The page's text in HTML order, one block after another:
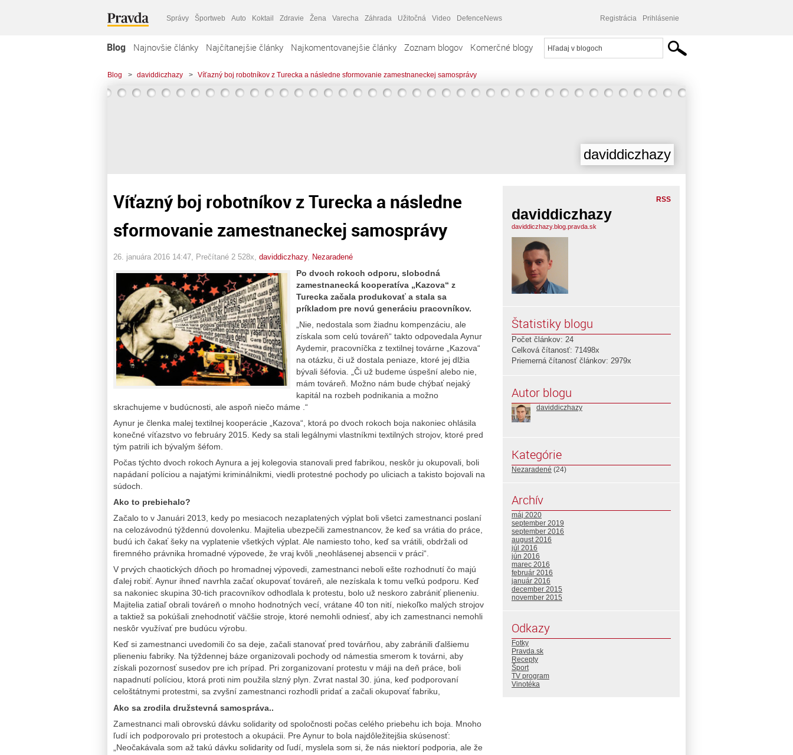
Správy Športweb Auto Koktail Zdravie Žena Varecha Záhrada Užitočná Video DefenceNews Registrácia Prihlásenie
Blog Najnovšie články Najčítanejšie články Najkomentovanejšie články Zoznam blogov Komerčné blogy
Blog > daviddiczhazy > Víťazný boj robotníkov z Turecka a následne sformovanie zamestnaneckej samosprávy
daviddiczhazy
Víťazný boj robotníkov z Turecka a následne
sformovanie zamestnaneckej samosprávy
26. januára 2016 14:47 , Prečítané 2 528x, daviddiczhazy, Nezaradené
Po dvoch rokoch odporu, slobodná
zamestnanecká kooperatíva „Kazova“ z
Turecka začala produkovať a stala sa
príkladom pre novú generáciu pracovníkov.
„Nie, nedostala som žiadnu kompenzáciu, ale
získala som celú továreň“ takto odpovedala Aynur
Aydemir, pracovníčka z textilnej továrne „Kazova“
na otázku, či už dostala peniaze, ktoré jej dlžia
bývali šéfovia. „Či už budeme úspešní alebo nie,
mám továreň. Možno nám bude chýbať nejaký
kapitál na rozbeh podnikania a možno
skrachujeme v budúcnosti, ale aspoň niečo máme .“
Aynur je členka malej textilnej kooperácie „Kazova“, ktorá po dvoch rokoch boja nakoniec ohlásila
konečné víťazstvo vo februáry 2015. Kedy sa stali legálnymi vlastníkmi textilných strojov, ktoré pred
tým patrili ich bývalým šéfom.
Počas týchto dvoch rokoch Aynura a jej kolegovia stanovali pred fabrikou, neskôr ju okupovali, boli
napádaní políciou a najatými kriminálnikmi, viedli protestné pochody po uliciach a takisto bojovali na
súdoch.
Ako to prebiehalo?
Začalo to v Januári 2013, kedy po mesiacoch nezaplatených výplat boli všetci zamestnanci poslaní
na celozávodnú týždennú dovolenku. Majitelia ubezpečili zamestnancov, že keď sa vrátia do práce,
budú ich čakať šeky na vyplatenie všetkých výplat. Ale namiesto toho, keď sa vrátili, obdržali od
firemného právnika hromadné výpovede, že vraj kvôli „neohlásenej absencii v práci“.
V prvých chaotických dňoch po hromadnej výpovedi, zamestnanci neboli ešte rozhodnutí čo majú
ďalej robiť. Aynur ihneď navrhla začať okupovať továreň, ale nezískala k tomu veľkú podporu. Keď
sa nakoniec skupina 30-tich pracovníkov odhodlala k protestu, bolo už neskoro zabrániť plieneniu.
Majitelia zatiaľ obrali továreň o mnoho hodnotných vecí, vrátane 40 ton nití, niekoľko malých strojov
a taktiež sa pokúšali znehodnotiť väčšie stroje, ktoré nemohli odniesť, aby ich zamestnanci nemohli
neskôr využívať pre budúcu výrobu.
Keď si zamestnanci uvedomili čo sa deje, začali stanovať pred továrňou, aby zabránili ďalšiemu
plieneniu fabriky. Na týždennej báze organizovali pochody od námestia smerom k továrni, aby
získali pozornosť susedov pre ich prípad. Pri zorganizovaní protestu v máji na deň práce, boli
napadnutí políciou, ktorá proti nim použila slzný plyn. Zvrat nastal 30. júna, keď podporovaní
celoštátnymi protestmi, sa zvyšní zamestnanci rozhodli pridať a začali okupovať fabriku,
Ako sa zrodila družstevná samospráva..
Zamestnanci mali obrovskú dávku solidarity od spoločnosti počas celého priebehu ich boja. Mnoho
ľudí ich podporovalo pri protestoch a okupácii. Pre Aynur to bola najdôležitejšia skúsenosť:
„Neočakávala som až takú dávku solidarity od ľudí, myslela som si, že nás niektorí podporia, ale že
RSS
daviddiczhazy
daviddiczhazy.blog.pravda.sk
Štatistiky blogu
Počet článkov: 24
Celková čítanosť: 71498x
Priemerná čítanosť článkov: 2979x
Autor blogu
daviddiczhazy
Kategórie
Nezaradené (24)
Archív
máj 2020
september 2019
september 2016
august 2016
júl 2016
jún 2016
marec 2016
február 2016
január 2016
december 2015
november 2015
Odkazy
Fotky
Pravda.sk
Recepty
Šport
TV program
Vinotéka